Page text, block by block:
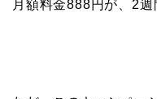
月額料金888円が、2週